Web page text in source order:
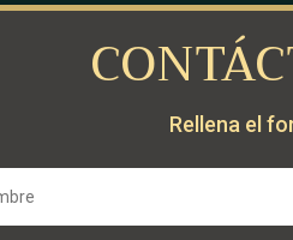
Rellena el